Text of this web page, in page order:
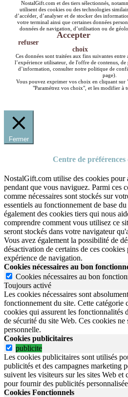
NostalGift.com et des tiers sélectionnés,
utilisent des cookies ou des technologies
d’accéder, d’analyser et de stocker des
votre terminal ainsi que certaines données
données de navigation, d’utilisation ou de
Accepter
refuser
choix
Ces données sont traitées aux fins suivantes
l’expérience utilisateur, de l'offre de contenus,
d’information, consulter notre politique de
page).
Vous pouvez exprimer vos choix en cliquant sur
"Paramétrez vos choix", et les modifier à
Fermer
Centre de préférences
NostalGift.com utilise des cookies pour
pendant que vous naviguez. Parmi ces
comme nécessaires sont stockés sur
essentiels au fonctionnement de base
également des cookies tiers qui nous
comprendre comment vous utilisez ce
seront stockés dans votre navigateur
Vous avez également la possibilité de
désactivation de certains de ces
expérience de navigation.
Cookies nécessaires au bon
Cookies nécessaires au bon
Toujours activé
Les cookies nécessaires sont
fonctionnement du site. Cette catégorie
cookies qui assurent les fonctionnalités
de sécurité du site Web. Ces cookies ne
personnelle.
Cookies publicitaires
publicite
Les cookies publicitaires sont utilisés
publicités et des campagnes marketing
suivent les visiteurs sur les sites Web
pour fournir des publicités
Cookies Fonctionnels